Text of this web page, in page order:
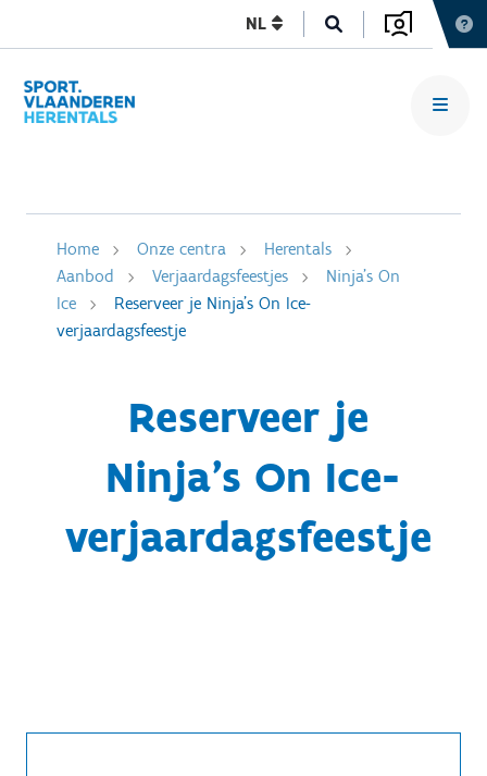
NL
Home Onze centra
Herentals
Aanbod
Verjaardagsfeestjes
Ninja's On
Ice
Reserveer je Ninja's On Ice-
verjaardagsfeestje
Reserveer je
Ninja's On Ice-
verjaardagsfeestje